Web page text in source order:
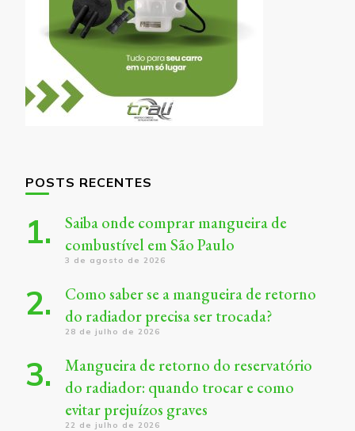
POSTS RECENTES
Saiba onde comprar mangueira de
combustível em São Paulo
3 de agosto de 2026
Como saber se a mangueira de retorno
do radiador precisa ser trocada?
28 de julho de 2026
Mangueira de retorno do reservatório
do radiador: quando trocar e como
evitar prejuízos graves
22 de julho de 2026